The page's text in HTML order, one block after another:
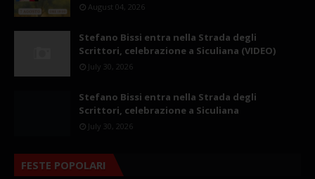
August 04, 2026
Stefano Bissi entra nella Strada degli
Scrittori, celebrazione a Siculiana (VIDEO)
July 30, 2026
Stefano Bissi entra nella Strada degli
Scrittori, celebrazione a Siculiana
July 30, 2026
FESTE POPOLARI